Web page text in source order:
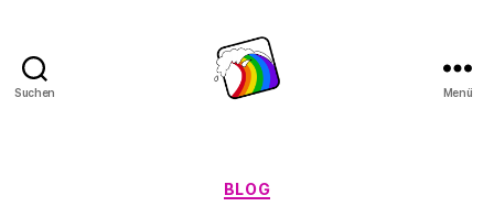
Suchen Menü
Kategorien
BLOG